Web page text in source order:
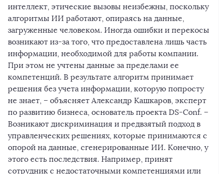
интеллект, этические вызовы неизбежны, поскольку
алгоритмы ИИ работают, опираясь на данные,
загруженные человеком. Иногда ошибки и перекосы
возникают из-за того, что предоставлена лишь часть
информации, необходимой для работы компании.
При этом не учтены данные за пределами ее
компетенций. В результате алгоритм принимает
решения без учета информации, которую попросту
не знает, – объясняет Александр Кашкаров, эксперт
по развитию бизнеса, основатель проекта DS-Conf. –
Возникают дискриминация и предвзятый подход в
управленческих решениях, которые принимаются с
опорой на данные, сгенерированные ИИ. Конечно, у
этого есть последствия. Например, принят
сотрудник с недостаточными компетенциями или